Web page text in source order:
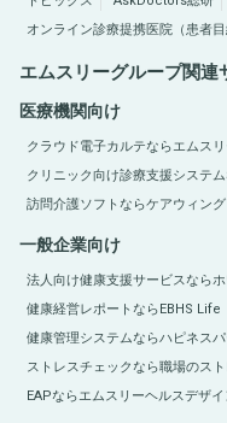
オンライン診療提携医院（患者目
エムスリーグループ関連
医療機関向け
クラウド電子カルテならエムス
クリニック向け診療支援システ
訪問介護ソフトならケアウィング
一般企業向け
法人向け健康支援サービスなら
健康経営レポートならEBHS Life
健康管理システムならハピネス
ストレスチェックなら職場のス
EAPならエムスリーヘルスデザイ